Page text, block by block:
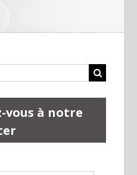
vous à notre